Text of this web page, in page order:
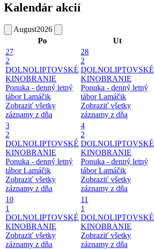
Kalendár akcií
August2026
Po
Ut
27
2
DOLNOLIPTOVSKÉ
KINOBRANIE
Ponuka - denný letný
tábor Lamáčik
Zobraziť všetky
záznamy z dňa
28
2
DOLNOLIPTOVSKÉ
KINOBRANIE
Ponuka - denný letný
tábor Lamáčik
Zobraziť všetky
záznamy z dňa
3
2
DOLNOLIPTOVSKÉ
KINOBRANIE
Ponuka - denný letný
tábor Lamáčik
Zobraziť všetky
záznamy z dňa
4
2
DOLNOLIPTOVSKÉ
KINOBRANIE
Ponuka - denný letný
tábor Lamáčik
Zobraziť všetky
záznamy z dňa
10
1
DOLNOLIPTOVSKÉ
KINOBRANIE
Zobraziť všetky
záznamy z dňa
11
1
DOLNOLIPTOVSKÉ
KINOBRANIE
Zobraziť všetky
záznamy z dňa